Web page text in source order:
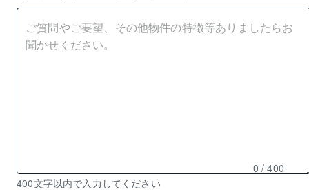
残
0 / 400
400文字以内で入力してください